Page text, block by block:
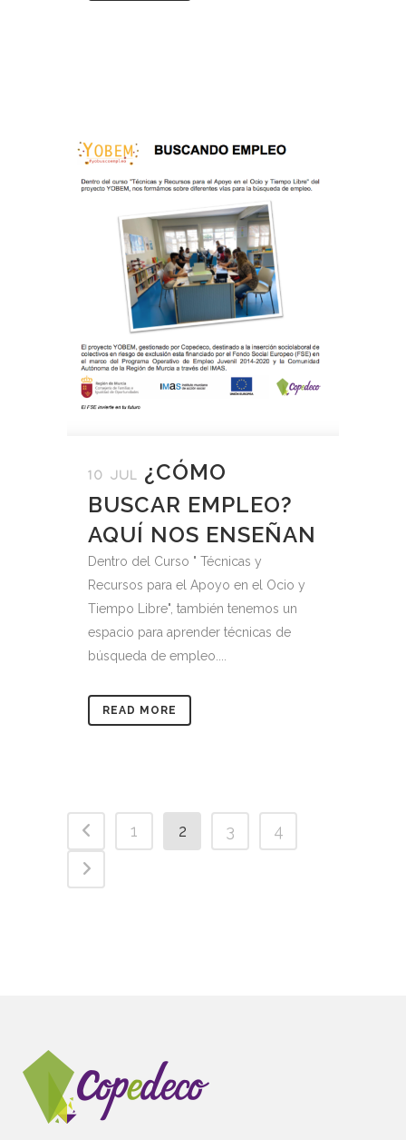
10 JUL ¿CÓMO
BUSCAR EMPLEO?
AQUÍ NOS ENSEÑAN
Dentro del Curso " Técnicas y
Recursos para el Apoyo en el Ocio y
Tiempo Libre", también tenemos un
espacio para aprender técnicas de
búsqueda de empleo....
READ MORE
1 2 3 4